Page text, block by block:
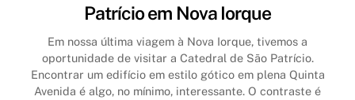
Patrício em Nova Iorque
Em nossa última viagem à Nova Iorque, tivemos a
oportunidade de visitar a Catedral de São Patrício.
Encontrar um edifício em estilo gótico em plena Quinta
Avenida é algo, no mínimo, interessante. O contraste é